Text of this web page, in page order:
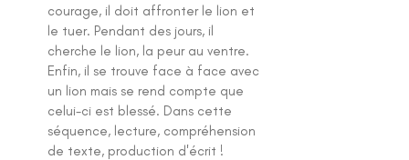
courage, il doit affronter le lion et
le tuer. Pendant des jours, il
cherche le lion, la peur au ventre.
Enfin, il se trouve face à face avec
un lion mais se rend compte que
celui-ci est blessé. Dans cette
séquence, lecture, compréhension
de texte, production d'écrit !